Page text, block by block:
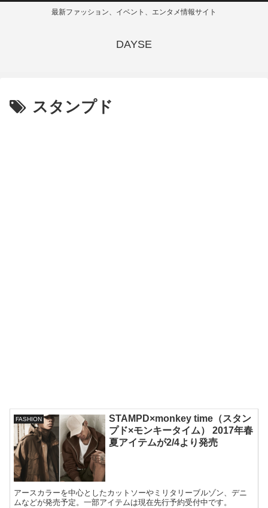
最新ファッション、イベント、エンタメ情報サイト
DAYSE
スタンプド
FASHION
STAMPD×monkey time（スタン
プド×モンキータイム） 2017年春
夏アイテムが2/4より発売
アースカラーを中心としたカットソーやミリタリーブルゾン、デニ
ムなどが発売予定。一部アイテムは現在先行予約受付中です。